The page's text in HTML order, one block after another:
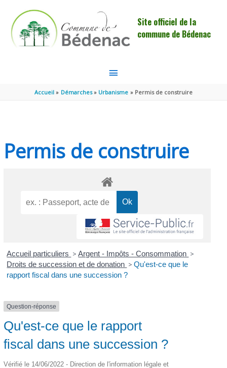
Site officiel de la
commune de Bédenac
MENU
PRINCIPAL
Accueil Démarches Urbanisme Permis de construire
Permis de construire
Accueil particuliers > Argent - Impôts - Consommation >
Droits de succession et de donation > Qu'est-ce que le
rapport fiscal dans une succession ?
Question-réponse
Qu'est-ce que le rapport
fiscal dans une succession ?
Vérifié le 14/06/2022 - Direction de l'information légale et